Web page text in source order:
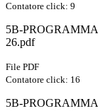
Contatore click: 9
5B-
26.pdf
File PDF
Contatore click: 16
5B-